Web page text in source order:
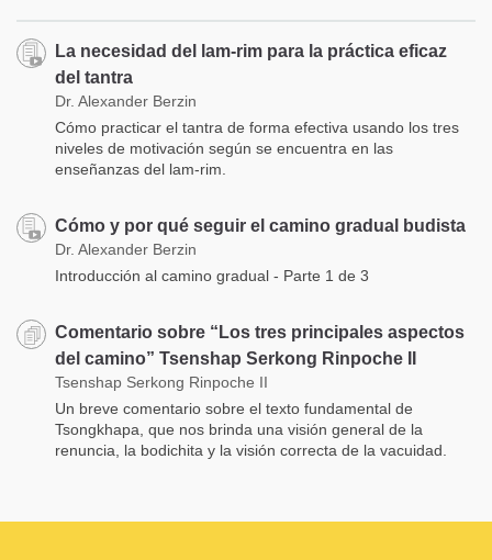
La necesidad del lam-rim para la práctica eficaz
del tantra
Dr. Alexander Berzin
Cómo practicar el tantra de forma efectiva usando los tres
niveles de motivación según se encuentra en las
enseñanzas del lam-rim.
Cómo y por qué seguir el camino gradual budista
Dr. Alexander Berzin
Introducción al camino gradual - Parte 1 de 3
Comentario sobre “Los tres principales aspectos
del camino” Tsenshap Serkong Rinpoche II
Tsenshap Serkong Rinpoche II
Un breve comentario sobre el texto fundamental de
Tsongkhapa, que nos brinda una visión general de la
renuncia, la bodichita y la visión correcta de la vacuidad.